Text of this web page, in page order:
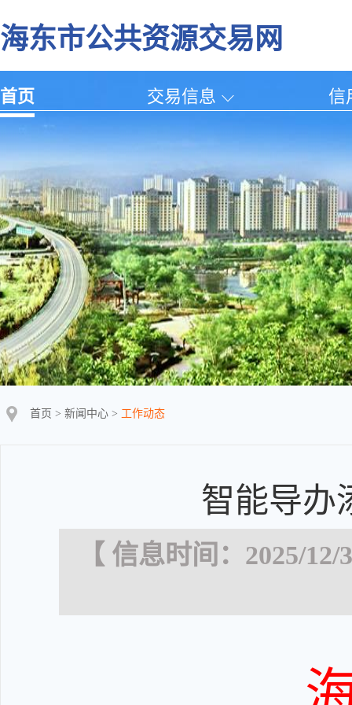
海东市公共资源交易网
首页 交易信息 信
首页 > 新闻中心 > 工作动态
智能导办
【 信息时间：2025/